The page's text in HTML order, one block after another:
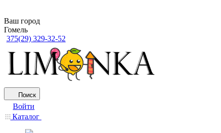
Ваш город
Гомель
375(29) 329-32-52
Поиск
Войти
Каталог